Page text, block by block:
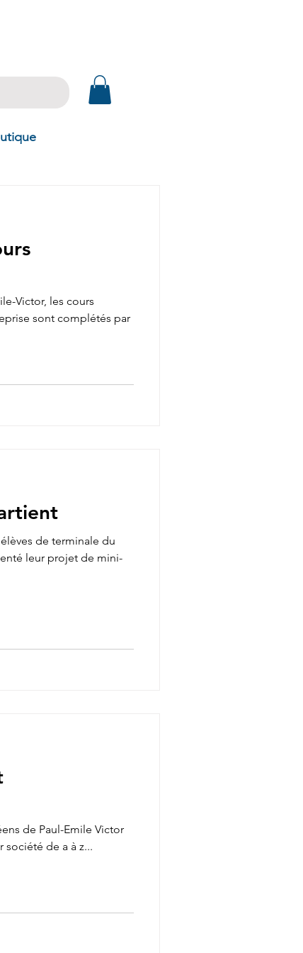
Victor, les cours
sont complétés par
de terminale du
leur projet de mini-
de Paul-Emile Victor
société de a à z...